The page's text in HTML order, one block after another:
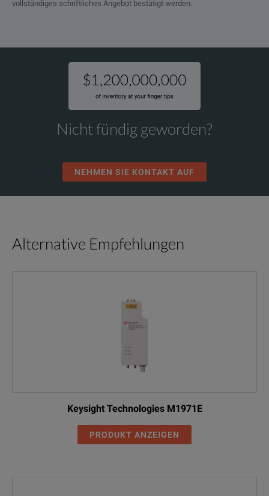
vollständiges schriftliches Angebot bestätigt werden.
Nicht fündig geworden?
NEHMEN SIE KONTAKT AUF
Alternative Empfehlungen
Keysight Technologies M1971E
PRODUKT ANZEIGEN